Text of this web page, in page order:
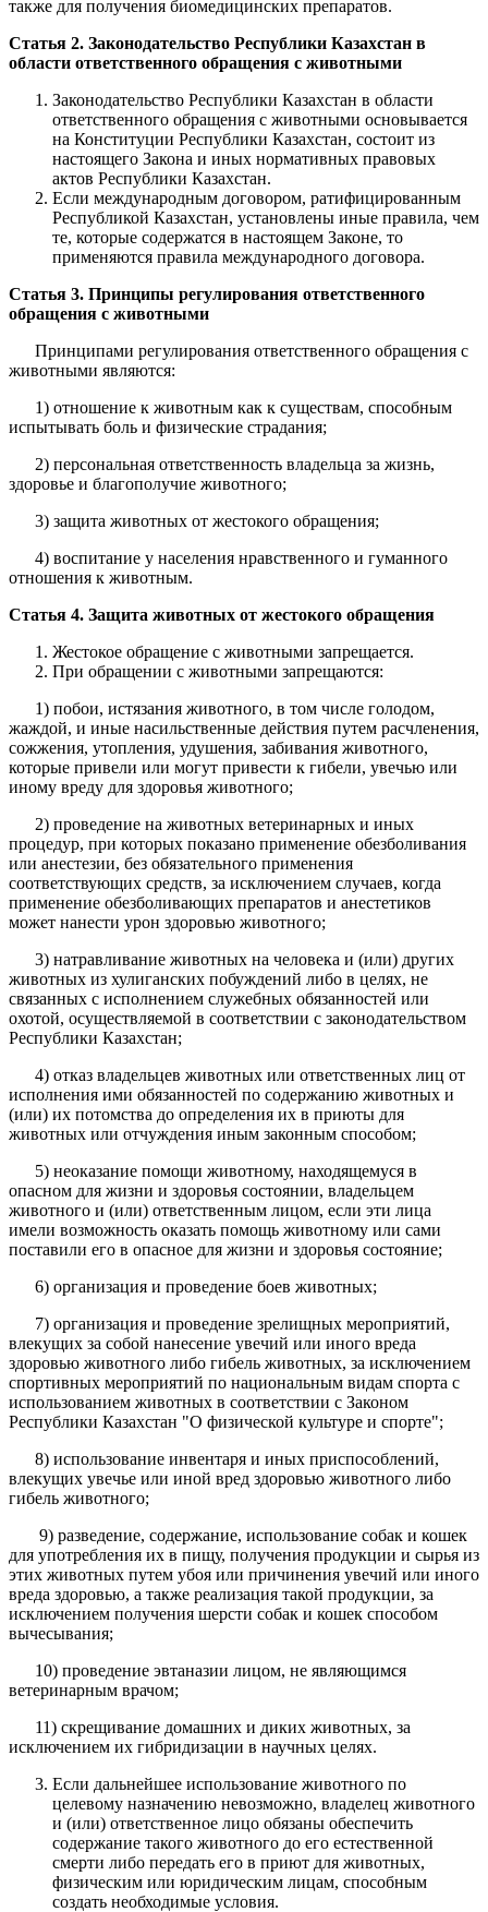
также для получения биомедицинских препаратов.
Статья 2. Законодательство Республики Казахстан в
области ответственного обращения с животными
Законодательство Республики Казахстан в области
ответственного обращения с животными основывается
на Конституции Республики Казахстан, состоит из
настоящего Закона и иных нормативных правовых
актов Республики Казахстан.
Если международным договором, ратифицированным
Республикой Казахстан, установлены иные правила, чем
те, которые содержатся в настоящем Законе, то
применяются правила международного договора.
Статья 3. Принципы регулирования ответственного
обращения с животными
Принципами регулирования ответственного обращения с
животными являются:
1) отношение к животным как к существам, способным
испытывать боль и физические страдания;
2) персональная ответственность владельца за жизнь,
здоровье и благополучие животного;
3) защита животных от жестокого обращения;
4) воспитание у населения нравственного и гуманного
отношения к животным.
Статья 4. Защита животных от жестокого обращения
Жестокое обращение с животными запрещается.
При обращении с животными запрещаются:
1) побои, истязания животного, в том числе голодом,
жаждой, и иные насильственные действия путем расчленения,
сожжения, утопления, удушения, забивания животного,
которые привели или могут привести к гибели, увечью или
иному вреду для здоровья животного;
2) проведение на животных ветеринарных и иных
процедур, при которых показано применение обезболивания
или анестезии, без обязательного применения
соответствующих средств, за исключением случаев, когда
применение обезболивающих препаратов и анестетиков
может нанести урон здоровью животного;
3) натравливание животных на человека и (или) других
животных из хулиганских побуждений либо в целях, не
связанных с исполнением служебных обязанностей или
охотой, осуществляемой в соответствии с законодательством
Республики Казахстан;
4) отказ владельцев животных или ответственных лиц от
исполнения ими обязанностей по содержанию животных и
(или) их потомства до определения их в приюты для
животных или отчуждения иным законным способом;
5) неоказание помощи животному, находящемуся в
опасном для жизни и здоровья состоянии, владельцем
животного и (или) ответственным лицом, если эти лица
имели возможность оказать помощь животному или сами
поставили его в опасное для жизни и здоровья состояние;
6) организация и проведение боев животных;
7) организация и проведение зрелищных мероприятий,
влекущих за собой нанесение увечий или иного вреда
здоровью животного либо гибель животных, за исключением
спортивных мероприятий по национальным видам спорта с
использованием животных в соответствии с Законом
Республики Казахстан "О физической культуре и спорте";
8) использование инвентаря и иных приспособлений,
влекущих увечье или иной вред здоровью животного либо
гибель животного;
9) разведение, содержание, использование собак и кошек
для употребления их в пищу, получения продукции и сырья из
этих животных путем убоя или причинения увечий или иного
вреда здоровью, а также реализация такой продукции, за
исключением получения шерсти собак и кошек способом
вычесывания;
10) проведение эвтаназии лицом, не являющимся
ветеринарным врачом;
11) скрещивание домашних и диких животных, за
исключением их гибридизации в научных целях.
Если дальнейшее использование животного по
целевому назначению невозможно, владелец животного
и (или) ответственное лицо обязаны обеспечить
содержание такого животного до его естественной
смерти либо передать его в приют для животных,
физическим или юридическим лицам, способным
создать необходимые условия.